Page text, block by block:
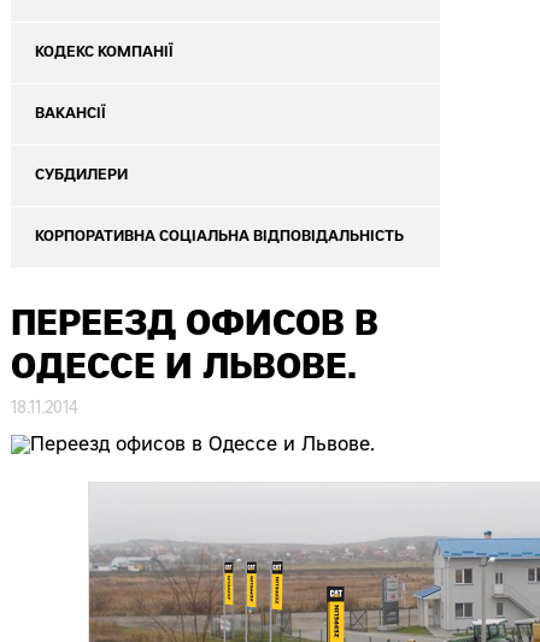
КОДЕКС КОМПАНІЇ
ВАКАНСІЇ
СУБДИЛЕРИ
КОРПОРАТИВНА СОЦІАЛЬНА ВІДПОВІДАЛЬНІСТЬ
ПЕРЕЕЗД ОФИСОВ В
ОДЕССЕ И ЛЬВОВЕ.
18.11.2014